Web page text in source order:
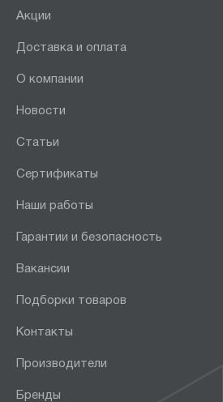
Акции
Доставка и оплата
О компании
Новости
Статьи
Сертификаты
Наши работы
Гарантии и безопасность
Вакансии
Подборки товаров
Контакты
Производители
Бренды